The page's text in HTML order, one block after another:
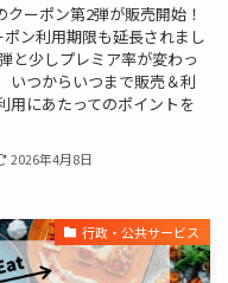
クーポン第2弾が販売開始！
ン利用期限も延長されまし
と少しプレミア率が変わっ
いつからいつまで販売＆利
用にあたってのポイントを
2026年4月8日
行政・公共サービス